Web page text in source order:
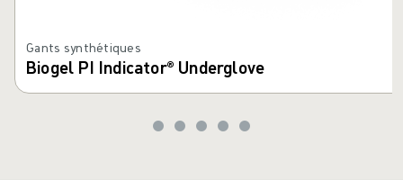
Gants synthétiques
Biogel PI Indicator® Underglove